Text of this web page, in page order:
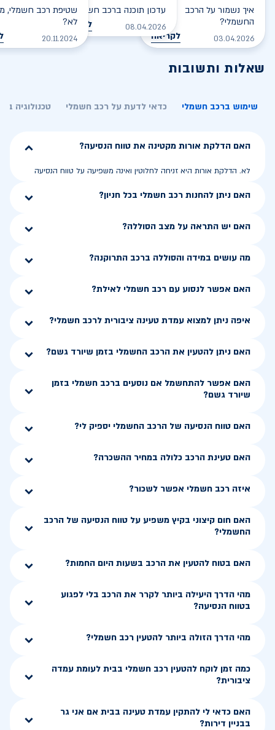
איך נשמור על הרכב
החשמלי?
03.04.2026 לקריאה
עדכון תוכנה ברכב חשמלי
08.04.2026 לקריאה
שטיפת רכב חשמלי,
לא?
20.11.2024
שאלות ותשובות
שימוש ברכב חשמלי כדאי לדעת על רכב חשמלי טכנולוגיה
האם הדלקת אורות מקטינה את טווח הנסיעה?
לא. הדלקת אורות היא זניחה לחלוטין ואינה משפיעה על טווח הנסיעה
האם ניתן להחנות רכב חשמלי בכל חניון?
האם יש התראה על מצב הסוללה?
מה עושים במידה והסוללה ברכב התרוקנה?
האם אפשר לנסוע עם רכב חשמלי לאילת?
איפה ניתן למצוא עמדת טעינה ציבורית לרכב חשמלי?
האם ניתן להטעין את הרכב החשמלי בזמן שיורד גשם?
האם אפשר להתחשמל אם נוסעים ברכב חשמלי בזמן
שיורד גשם?
האם טווח הנסיעה של הרכב החשמלי יספיק לי?
האם טעינת הרכב כלולה במחיר ההשכרה?
איזה רכב חשמלי אפשר לשכור?
האם חום קיצוני בקיץ משפיע על טווח הנסיעה של הרכב
החשמלי?
האם בטוח להטעין את הרכב בשעות היום החמות?
מהי הדרך היעילה ביותר לקרר את הרכב בלי לפגוע
בטווח הנסיעה?
מהי הדרך הזולה ביותר להטעין רכב חשמלי?
כמה זמן לוקח להטעין רכב חשמלי בבית לעומת עמדה
ציבורית?
האם כדאי לי להתקין עמדת טעינה בבית אם אני גר
בבניין דירות?